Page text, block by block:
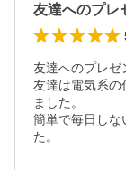
友達へのプレゼ
友達は電気系の
ました。
簡単で毎日しな
た。